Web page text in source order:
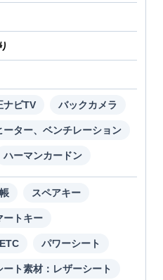
ナビTV バックカメラ
ーター、ベンチレーション
ハーマンカードン
スペアキー
ートキー
ETC パワーシート
ート素材：レザーシート